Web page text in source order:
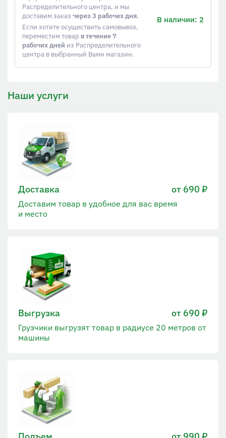
Распределительного центра, и мы
доставим заказ через 3 рабочих дня.
Если хотите осуществить самовывоз,
переместим товар в течение 7
рабочих дней из Распределительного
центра в выбранный Вами магазин.
В наличии: 2
Наши услуги
Доставка от 690 ₽
Доставим товар в удобное для вас время
и место
Выгрузка от 690 ₽
Грузчики выгрузят товар в радиусе 20 метров от
машины